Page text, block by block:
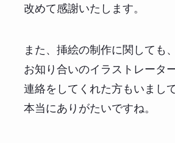
改めて感謝いたします。
また、挿絵の制作に関しても、
お知り合いのイラストレータ
連絡をしてくれた方もいまして
本当にありがたいですね。